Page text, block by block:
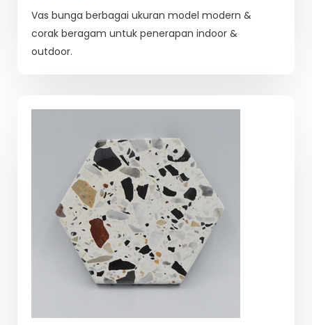
Vas bunga berbagai ukuran model modern &
corak beragam untuk penerapan indoor &
outdoor.